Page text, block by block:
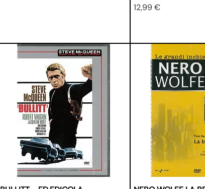
Prezzo
12,99 €